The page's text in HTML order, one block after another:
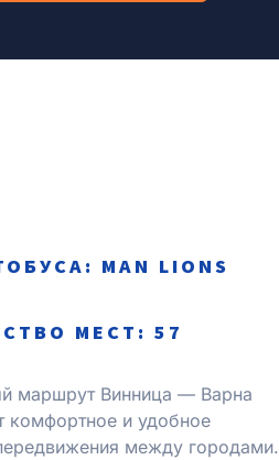
MAN LIONS
МЕСТ: 57
маршрут Винница — Варна
комфортное и удобное
между городами.